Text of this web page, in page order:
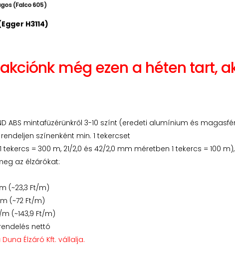
(Falco 605)
H3114)
még ezen a héten tart,
ABS mintafüzérünkről 3-10 színt (eredeti alumínium és
színenként min. 1 tekercset
= 300 m, 21/2,0 és 42/2,0 mm méretben 1 tekercs = 100
az élzárókat:
(~23,3 Ft/m)
(~72 Ft/m)
(~143,9 Ft/m)
nettó
Élzáró Kft. vállalja.